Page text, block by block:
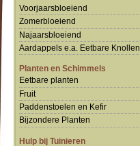
Voorjaarsbloeiend
Zomerbloeiend
Najaarsbloeiend
Aardappels e.a. Eetbare Knollen
Planten en Schimmels
Eetbare planten
Fruit
Paddenstoelen en Kefir
Bijzondere Planten
Hulp bij Tuinieren